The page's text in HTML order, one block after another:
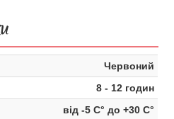
Червоний
8 - 12 годин
від -5 С° до +30 С°